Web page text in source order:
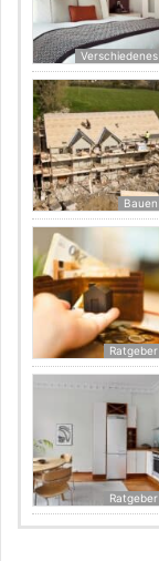
Verschiedenes
Bauen
Ratgeber
Ratgeber